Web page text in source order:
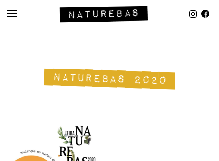
NATUREBAS 2020